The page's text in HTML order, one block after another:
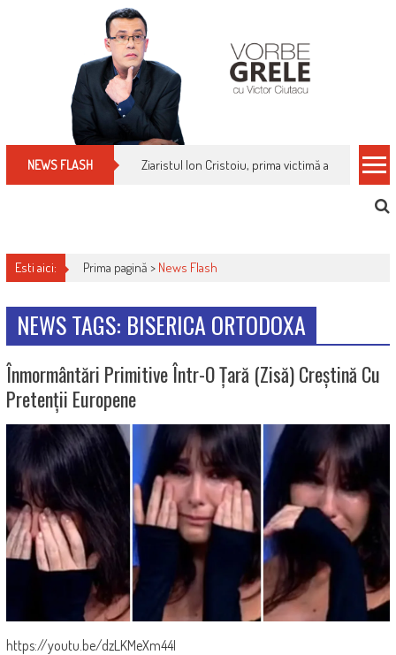
NEWS FLASH Ziaristul Ion Cristoiu, prima victimă a noi
Esti aici: Prima pagină > News Flash
NEWS TAGS: BISERICA ORTODOXA
Înmormântări Primitive Într-O Țară (zisă) Creștină Cu
Pretenții Europene
https://youtu.be/dzLKMeXm44I